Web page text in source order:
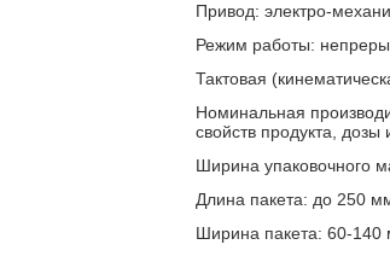
Привод: электро-
Режим работы:
Тактовая
Номинальная
свойств продукта, дозы
Ширина упаковочного
Длина пакета: до 250
Ширина пакета: 60-140